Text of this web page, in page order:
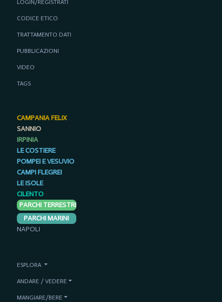
LOGIN/REGISTRATI
CODICE ETICO
TRATTAMENTO DATI
PUBBLICAZIONI
VIDEO
TAGS
CAMPANIA FELIX
SANNIO
IRPINIA
LE COSTIERE
POMPEI E VESUVIO
CAMPI FLEGREI
LE ISOLE
CILENTO
PARCHI TERRESTRI
PARCHI MARINI
NAPOLI
ESPLORA
ANDARE / VEDERE
MANGIARE/BERE